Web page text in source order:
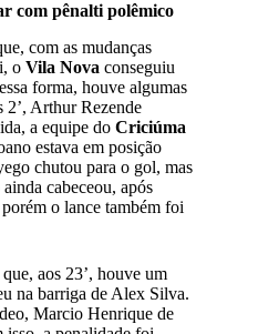
com pênalti polêmico
com as mudanças
o Vila Nova conseguiu
forma, houve algumas
Arthur Rezende
a equipe do Criciúma
estava em posição
chutou para o gol, mas
cabeceou, após
o lance também foi
aos 23’, houve um
na barriga de Alex Silva.
Marcio Henrique de